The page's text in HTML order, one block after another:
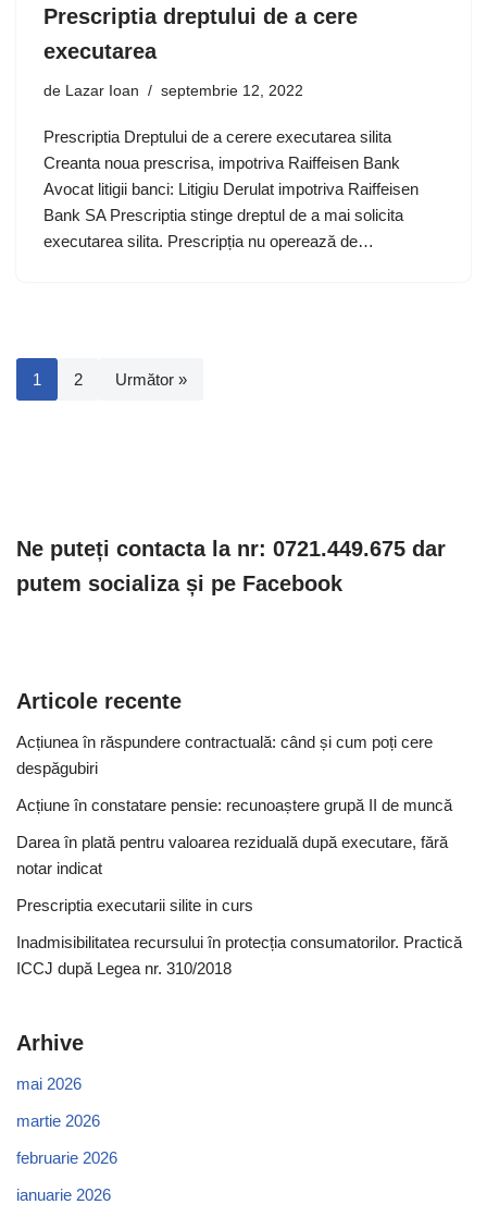
Prescriptia dreptului de a cere
executarea
de Lazar Ioan septembrie 12, 2022
Prescriptia Dreptului de a cerere executarea silita
Creanta noua prescrisa, impotriva Raiffeisen Bank
Avocat litigii banci: Litigiu Derulat impotriva Raiffeisen
Bank SA Prescriptia stinge dreptul de a mai solicita
executarea silita. Prescripția nu operează de…
1 2 Următor »
Ne puteți contacta la nr: 0721.449.675 dar
putem socializa și pe Facebook
Articole recente
Acțiunea în răspundere contractuală: când și cum poți cere
despăgubiri
Acțiune în constatare pensie: recunoaștere grupă II de muncă
Darea în plată pentru valoarea reziduală după executare, fără
notar indicat
Prescriptia executarii silite in curs
Inadmisibilitatea recursului în protecția consumatorilor. Practică
ICCJ după Legea nr. 310/2018
Arhive
mai 2026
martie 2026
februarie 2026
ianuarie 2026